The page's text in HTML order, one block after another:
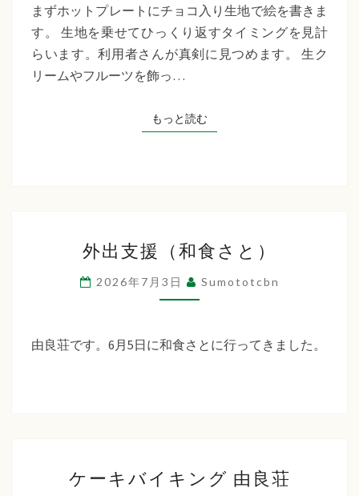
ビ
ス
名
絵
ケ
キ
まずホットプレートにチョコ入り生地で絵を書きま
す。 生地を乗せてひっくり返すタイミングを見計
らいます。利用者さんが真剣に見つめます。 生ク
リームやフルーツを飾っ…
もっと読むもっと読む
出
支
援
食
外出支援（和食さと）
2026年7月3日 Sumototcbn
由良荘です。6月5日に和食さとに行ってきました。
ー
ケーキバイキング 由良荘